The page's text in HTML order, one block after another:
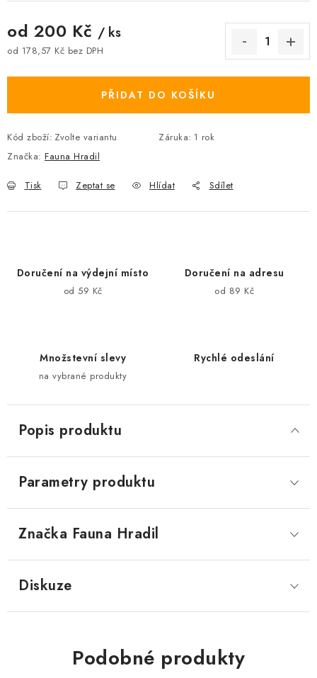
od 200 Kč / ks
od 178,57 Kč bez DPH
PŘIDAT DO KOŠÍKU
Kód zboží: Zvolte variantu Záruka: 1 rok
Značka: Fauna Hradil
Tisk Zeptat se Hlídat Sdílet
Doručení na výdejní místo
od 59 Kč
Doručení na adresu
od 89 Kč
Množstevní slevy
na vybrané produkty
Rychlé odeslání
Popis produktu
Parametry produktu
Značka Fauna Hradil
Diskuze
Podobné produkty